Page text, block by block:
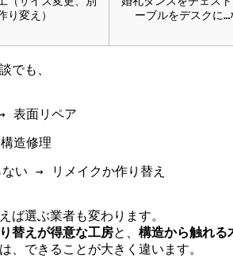
り変え）
ーブルをデスクに…
でも、
表面リペア
造修理
い → リメイクか作り替え
ば選ぶ業者も変わります。
替えが得意な工房と、 構造から触れる
、できることが大きく違います。